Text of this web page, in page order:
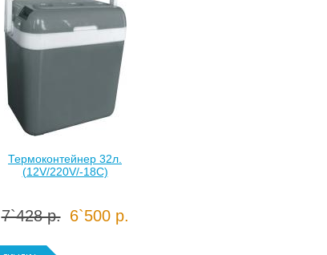
Термоконтейнер 32л.
(12V/220V/-18С)
7`428 р. 6`500 р.